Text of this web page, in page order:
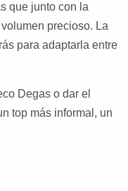
que junto con la
precioso. La
para adaptarla entre
Degas o dar el
top más informal, un